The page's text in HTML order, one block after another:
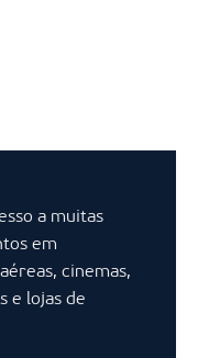
a muitas
em
cinemas,
e lojas de